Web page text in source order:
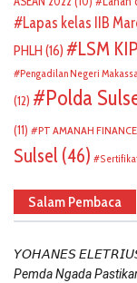
Lapas kelas IIB
PHLH (16) LSM
Pengadilan Negeri
(12)
Polda
(11)
PT AMANAH FINANCE
Sulsel (46)
Salam Pembaca
𝘠𝘖𝘏𝘈𝘕𝘌𝘚
Pemda Ngada